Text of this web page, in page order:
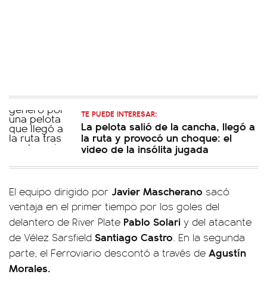
TE PUEDE INTERESAR:
La pelota salió de la cancha, llegó a
la ruta y provocó un choque: el
video de la insólita jugada
El equipo dirigido por Javier Mascherano sacó
ventaja en el primer tiempo por los goles del
delantero de River Plate Pablo Solari y del atacante
de Vélez Sarsfield Santiago Castro. En la segunda
parte, el Ferroviario descontó a través de Agustín
Morales.